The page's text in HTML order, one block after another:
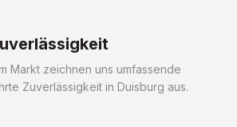
Markt zeichnen uns umfassende
Zuverlässigkeit in Duisburg aus.